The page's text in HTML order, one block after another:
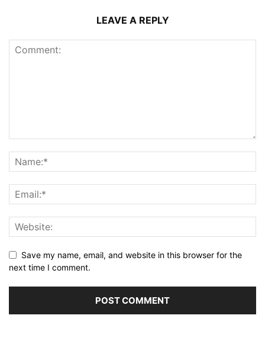
LEAVE A REPLY
Save my name, email, and website in this browser for the
next time I comment.